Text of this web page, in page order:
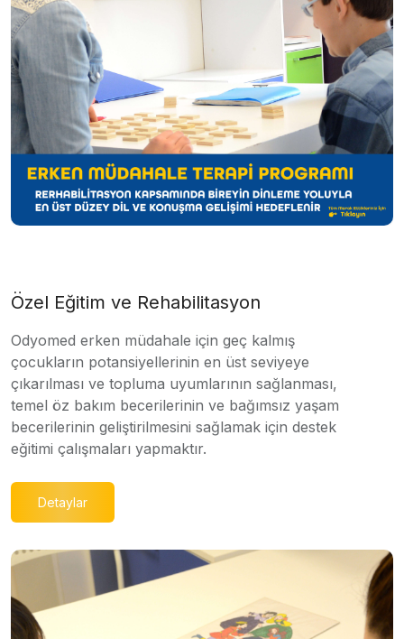
Özel Eğitim ve Rehabilitasyon
Odyomed erken müdahale için geç kalmış
çocukların potansiyellerinin en üst seviyeye
çıkarılması ve topluma uyumlarının sağlanması,
temel öz bakım becerilerinin ve bağımsız yaşam
becerilerinin geliştirilmesini sağlamak için destek
eğitimi çalışmaları yapmaktır.
Detaylar